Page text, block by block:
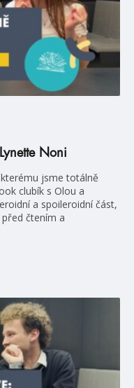
Noni
jsme totálně
clubík s Olou a
a spoileroidní část,
čtením a